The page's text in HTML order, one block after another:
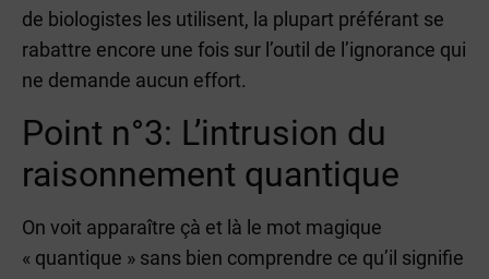
de biologistes les utilisent, la plupart préférant se
rabattre encore une fois sur l’outil de l’ignorance qui
ne demande aucun effort.
Point n°3: L’intrusion du
raisonnement quantique
On voit apparaître çà et là le mot magique
« quantique » sans bien comprendre ce qu’il signifie